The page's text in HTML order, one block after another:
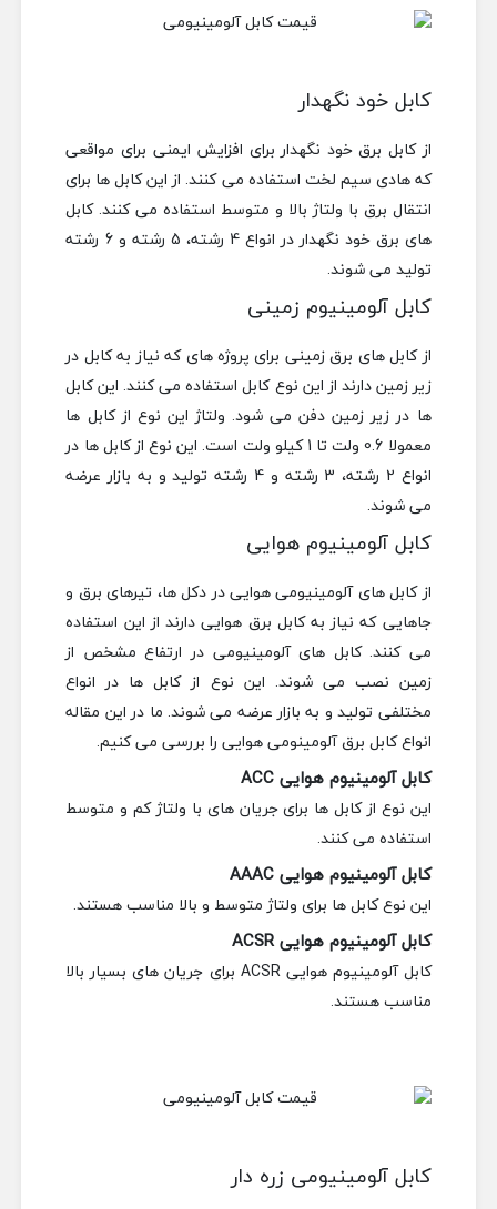
کابل خود نگهدار
از کابل برق خود نگهدار برای افزایش ایمنی برای مواقعی
که هادی سیم لخت استفاده می کنند. از این کابل ها برای
انتقال برق با ولتاژ بالا و متوسط استفاده می کنند. کابل
های برق خود نگهدار در انواع 4 رشته، 5 رشته و 6 رشته
تولید می شوند.
کابل آلومینیوم زمینی
از کابل های برق زمینی برای پروژه های که نیاز به کابل در
زیر زمین دارند از این نوع کابل استفاده می کنند. این کابل
ها در زیر زمین دفن می شود. ولتاژ این نوع از کابل ها
معمولا 0.6 ولت تا 1 کیلو ولت است. این نوع از کابل ها در
انواع 2 رشته، 3 رشته و 4 رشته تولید و به بازار عرضه
می شوند.
کابل آلومینیوم هوایی
از کابل های آلومینیومی هوایی در دکل ها، تیرهای برق و
جاهایی که نیاز به کابل برق هوایی دارند از این استفاده
می کنند. کابل های آلومینیومی در ارتفاع مشخص از
زمین نصب می شوند. این نوع از کابل ها در انواع
مختلفی تولید و به بازار عرضه می شوند. ما در این مقاله
انواع کابل برق آلومینومی هوایی را بررسی می کنیم.
کابل آلومینیوم هوایی ACC
این نوع از کابل ها برای جریان های با ولتاژ کم و متوسط
استفاده می کنند.
کابل آلومینیوم هوایی AAAC
این نوع کابل ها برای ولتاژ متوسط و بالا مناسب هستند.
کابل آلومینیوم هوایی ACSR
کابل آلومینیوم هوایی ACSR برای جریان های بسیار بالا
مناسب هستند.
کابل آلومینیومی زره دار